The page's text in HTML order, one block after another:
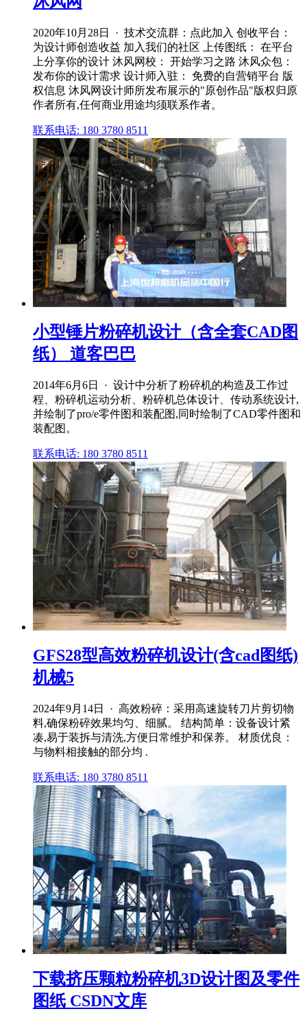
2020年10月28日 · 技术交流群：点此加入 创收平台：
为设计师创造收益 加入我们的社区 上传图纸： 在平台
上分享你的设计 沐风网校： 开始学习之路 沐风众包：
发布你的设计需求 设计师入驻： 免费的自营销平台 版
权信息 沐风网设计师所发布展示的"原创作品"版权归原
作者所有,任何商业用途均须联系作者。
联系电话: 180 3780 8511
小型锤片粉碎机设计（含全套CAD图
纸） 道客巴巴
2014年6月6日 · 设计中分析了粉碎机的构造及工作过
程、粉碎机运动分析、粉碎机总体设计、传动系统设计,
并绘制了pro/e零件图和装配图,同时绘制了CAD零件图和
装配图。
联系电话: 180 3780 8511
GFS28型高效粉碎机设计(含cad图纸)
机械5
2024年9月14日 · 高效粉碎：采用高速旋转刀片剪切物
料,确保粉碎效果均匀、细腻。 结构简单：设备设计紧
凑,易于装拆与清洗,方便日常维护和保养。 材质优良：
与物料相接触的部分均 .
联系电话: 180 3780 8511
下载挤压颗粒粉碎机3D设计图及零件
图纸 CSDN文库